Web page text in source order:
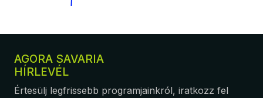
AGORA SAVARIA
HÍRLEVÉL
Értesülj legfrissebb programjainkról, iratkozz fel